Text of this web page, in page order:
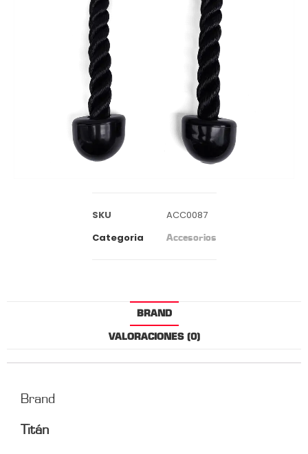
SKU
ACC0087
Categoria
Accesorios
BRAND
VALORACIONES (0)
Brand
Titán